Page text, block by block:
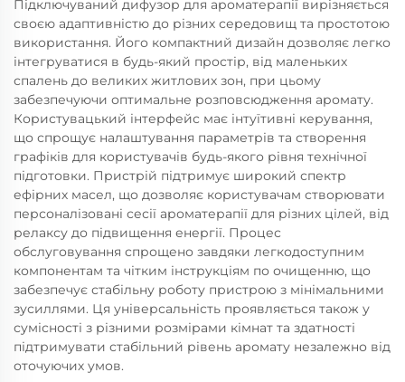
Підключуваний дифузор для ароматерапії вирізняється
своєю адаптивністю до різних середовищ та простотою
використання. Його компактний дизайн дозволяє легко
інтегруватися в будь-який простір, від маленьких
спалень до великих житлових зон, при цьому
забезпечуючи оптимальне розповсюдження аромату.
Користувацький інтерфейс має інтуїтивні керування,
що спрощує налаштування параметрів та створення
графіків для користувачів будь-якого рівня технічної
підготовки. Пристрій підтримує широкий спектр
ефірних масел, що дозволяє користувачам створювати
персоналізовані сесії ароматерапії для різних цілей, від
релаксу до підвищення енергії. Процес
обслуговування спрощено завдяки легкодоступним
компонентам та чітким інструкціям по очищенню, що
забезпечує стабільну роботу пристрою з мінімальними
зусиллями. Ця універсальність проявляється також у
сумісності з різними розмірами кімнат та здатності
підтримувати стабільний рівень аромату незалежно від
оточуючих умов.